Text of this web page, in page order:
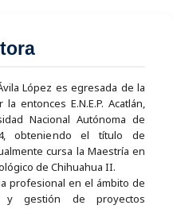
López es egresada de la
entonces E.N.E.P. Acatlán,
Nacional Autónoma de
obteniendo el título de
cursa la Maestría en
de Chihuahua II.
profesional en el ámbito de
y gestión de proyectos